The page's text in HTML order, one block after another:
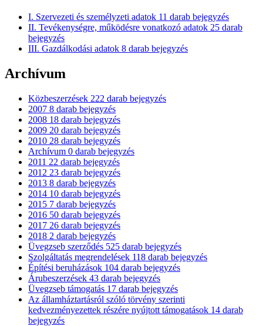
I. Szervezeti és személyzeti adatok 11 darab bejegyzés
II. Tevékenységre, működésre vonatkozó adatok 25 darab
bejegyzés
III. Gazdálkodási adatok 8 darab bejegyzés
Archívum
Közbeszerzések 222 darab bejegyzés
2007 8 darab bejegyzés
2008 18 darab bejegyzés
2009 20 darab bejegyzés
2010 28 darab bejegyzés
Archívum 0 darab bejegyzés
2011 22 darab bejegyzés
2012 23 darab bejegyzés
2013 8 darab bejegyzés
2014 10 darab bejegyzés
2015 7 darab bejegyzés
2016 50 darab bejegyzés
2017 26 darab bejegyzés
2018 2 darab bejegyzés
Üvegzseb szerződés 525 darab bejegyzés
Szolgáltatás megrendelések 118 darab bejegyzés
Építési beruházások 104 darab bejegyzés
Árubeszerzések 43 darab bejegyzés
Üvegzseb támogatás 17 darab bejegyzés
Az államháztartásról szóló törvény szerinti
kedvezményezettek részére nyújtott támogatások 14 darab
bejegyzés